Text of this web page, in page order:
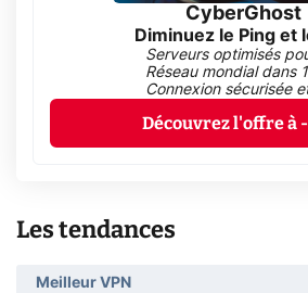
CyberGhost
Diminuez le Ping et
Serveurs optimisés
Réseau mondial dans
Connexion sécurisée
Découvrez l'offre à
Les tendances
Meilleur VPN